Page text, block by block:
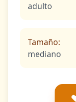
adulto
Tamaño:
mediano